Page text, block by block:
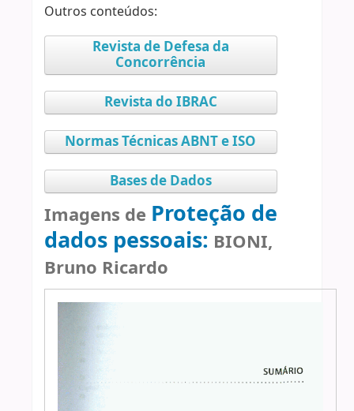
Outros conteúdos:
Revista de Defesa da
Concorrência
Revista do IBRAC
Normas Técnicas ABNT e ISO
Bases de Dados
Imagens de Proteção de
dados pessoais: BIONI,
Bruno Ricardo